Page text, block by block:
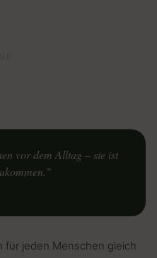
vor dem Alltag – sie ist
für jeden Menschen gleich